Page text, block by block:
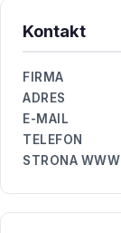
Kontakt
FIRMA
ADRES
E-MAIL
TELEFON
STRONA WWW